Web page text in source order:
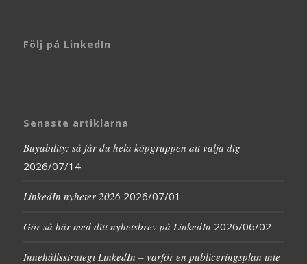
Följ på LinkedIn
Senaste artiklarna
Buyability: så får du hela köpgruppen att välja dig
2026/07/14
LinkedIn nyheter 2026 2026/07/01
Gör så här med ditt nyhetsbrev på LinkedIn 2026/06/02
Innehållsstrategi LinkedIn – varför en publiceringsplan inte